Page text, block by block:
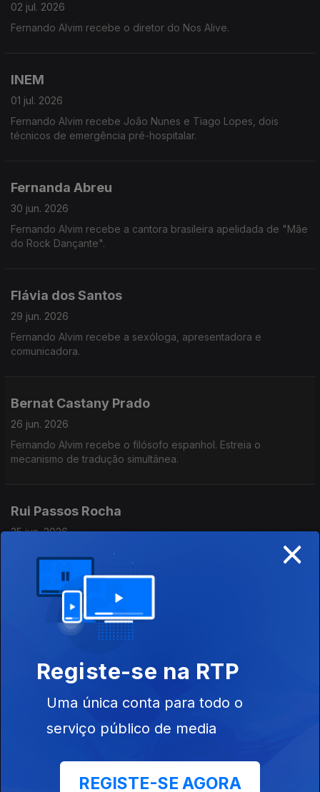
02 jul. 2026
Fernando Alvim recebe o diretor do Nos Alive.
INEM
01 jul. 2026
Fernando Alvim recebe João Nunes e Tiago Lopes, dois
técnicos de emergência pré-hospitalar.
Fernanda Abreu
30 jun. 2026
Fernando Alvim recebe a cantora brasileira apelidada de "Mãe
do Rock Dançante".
Flávia dos Santos
29 jun. 2026
Fernando Alvim recebe a sexóloga, apresentadora e
comunicadora.
Bernat Castany Prado
26 jun. 2026
Fernando Alvim recebe o filósofo espanhol. Estreia o
mecanismo de tradução simultânea.
Rui Passos Rocha
25 jun. 2026
Fernando Alvim conversa com o autor do livro "Promessas do
Camila Villada
Fernando Alvim conversa com a escritora espanhola.
Lucas Valente da Silva
22 jun. 2026
casas da Europa.
×
Registe-se na RTP
Uma única conta para todo o
serviço público de media
REGISTE-SE AGORA